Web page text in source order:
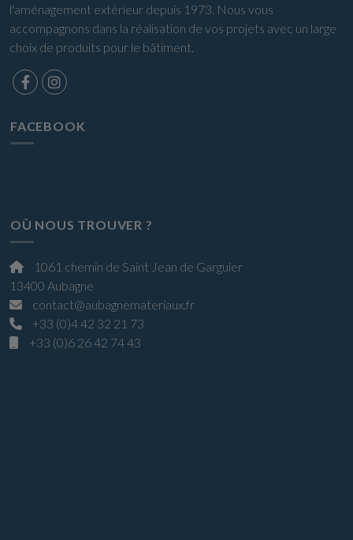
l'aménagement extérieur depuis 1973. Nous vous
accompagnons dans la réalisation de vos projets avec un large
choix de produits pour le bâtiment.
FACEBOOK
OÙ NOUS TROUVER ?
1061 chemin de Saint Jean de Garguier
13400 Aubagne
contact@aubagnemateriaux.fr
+33 (0)4 42 32 21 73
+33 (0)6 26 42 74 43